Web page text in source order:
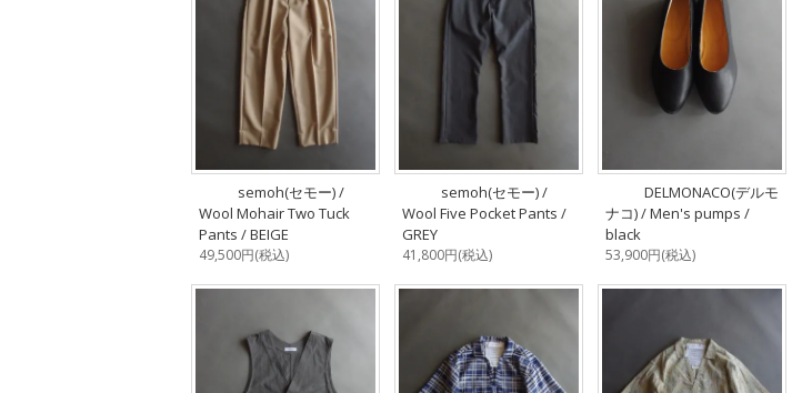
semoh(セモー) /
Wool Mohair Two Tuck
Pants / BEIGE
49,500円(税込)
semoh(セモー) /
Wool Five Pocket Pants /
GREY
41,800円(税込)
DELMONACO(デルモ
ナコ) / Men's pumps /
black
53,900円(税込)